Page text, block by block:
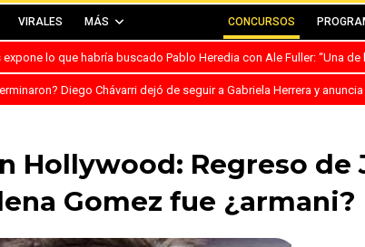
VIRALES MÁS CONCURSOS
expone lo que habría buscado Pablo Heredia con Ale Fuller: “Una de
Diego Chávarri dejó de seguir a Gabriela Herrera y
Hollywood: Regreso de
Gomez fue ¿armani?